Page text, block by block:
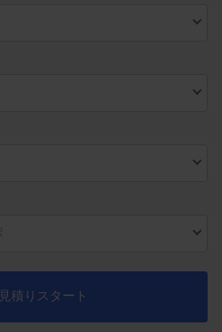
見積りスタート